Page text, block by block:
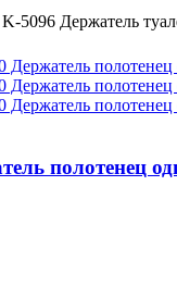
5096 Держатель
полотенец